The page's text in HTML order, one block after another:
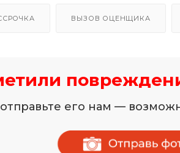
ВЫЗОВ ОЦЕНЩИКА
его нам —